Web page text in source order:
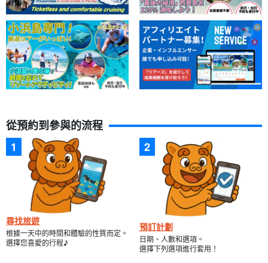
從預約到參與的流程
尋找旅遊
根據一天中的時間和體驗的性質而定。
選擇您喜愛的行程♪
預訂計劃
日期、人數和選項。
選擇下列選項進行套用！